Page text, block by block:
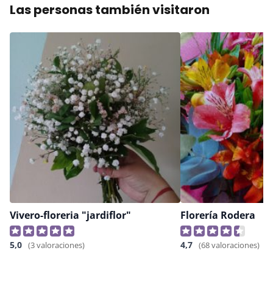
Las personas también visitaron
Vivero-floreria "jardiflor"
5,0 (3 valoraciones)
Florería Rodera
4,7 (68 valoraciones)